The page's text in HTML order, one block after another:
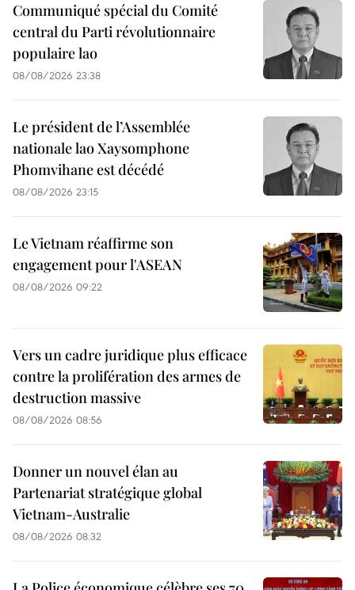
Communiqué spécial du Comité
central du Parti révolutionnaire
populaire lao
08/08/2026 23:38
Le président de l’Assemblée
nationale lao Xaysomphone
Phomvihane est décédé
08/08/2026 23:15
Le Vietnam réaffirme son
engagement pour l'ASEAN
08/08/2026 09:22
Vers un cadre juridique plus efficace
contre la prolifération des armes de
destruction massive
08/08/2026 08:56
Donner un nouvel élan au
Partenariat stratégique global
Vietnam-Australie
08/08/2026 08:32